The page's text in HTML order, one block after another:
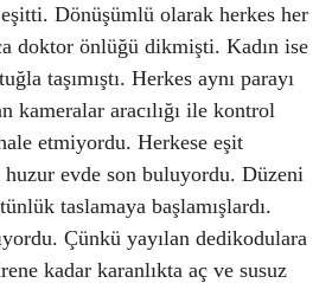
Dönüşümlü olarak herkes her
doktor önlüğü dikmişti. Kadın ise
taşımıştı. Herkes aynı parayı
kameralar aracılığı ile kontrol
etmiyordu. Herkese eşit
huzur evde son buluyordu. Düzeni
taslamaya başlamışlardı.
Çünkü yayılan dedikodulara
kadar karanlıkta aç ve susuz